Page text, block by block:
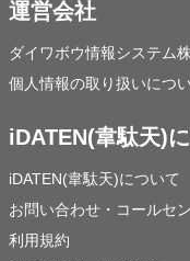
運営会社
ダイワボウ情報システム
個人情報の取り扱いにつ
iDATEN(韋駄天)
iDATEN(韋駄天)について
お問い合わせ・コールセ
利用規約